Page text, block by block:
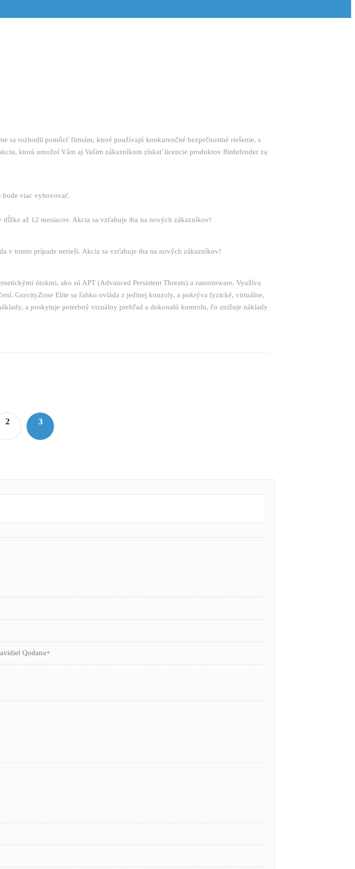
sa rozhodli pomôcť firmám, ktoré používajú konkurenčné bezpečnostné riešenie, s
ktorá umožní Vám aj Vašim zákazníkom získať licencie produktov Bitdefender za
bude viac vyhovovať.
až 12 mesiacov. Akcia sa vzťahuje iba na nových zákazníkov!
v tomto prípade nerieši. Akcia sa vzťahuje iba na nových zákazníkov!
útokmi, ako sú APT (Advanced Persistent Threats) a ransomware. Využíva
GravityZone Elite sa ľahko ovláda z jedinej konzoly, a pokrýva fyzické, virtuálne,
a poskytuje potrebný vizuálny prehľad a dokonalú kontrolu, čo znižuje náklady
2 3
Qodana+